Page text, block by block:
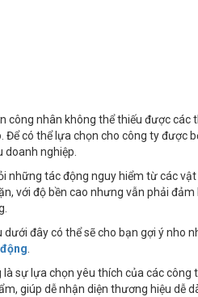
công nhân không thể thiếu được các
Để có thể lựa chọn cho công ty được
nghiệp.
những tác động nguy hiểm từ các
với độ bền cao nhưng vẫn phải
đây có thể sẽ cho bạn gợi ý nho
sự lựa chọn yêu thích của các công
giúp dễ nhận diện thương hiệu dễ